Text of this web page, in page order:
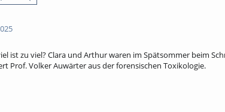
ist zu viel? Clara und Arthur waren im Spätsommer beim
Prof. Volker Auwärter aus der forensischen Toxikologie.